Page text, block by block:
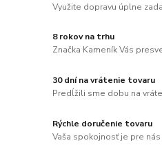
Využite dopravu úplne
8 rokov na trhu
Značka Kameník Vás
30 dní na vrátenie tovaru
Predĺžili sme dobu na
Rýchle doručenie tovaru
Vaša spokojnosť je pre